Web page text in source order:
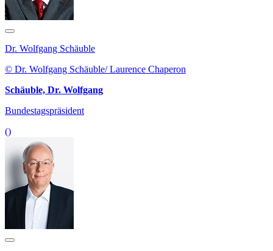
Dr. Wolfgang Schäuble
© Dr. Wolfgang Schäuble/ Laurence Chaperon
Schäuble, Dr. Wolfgang
Bundestagspräsident
()